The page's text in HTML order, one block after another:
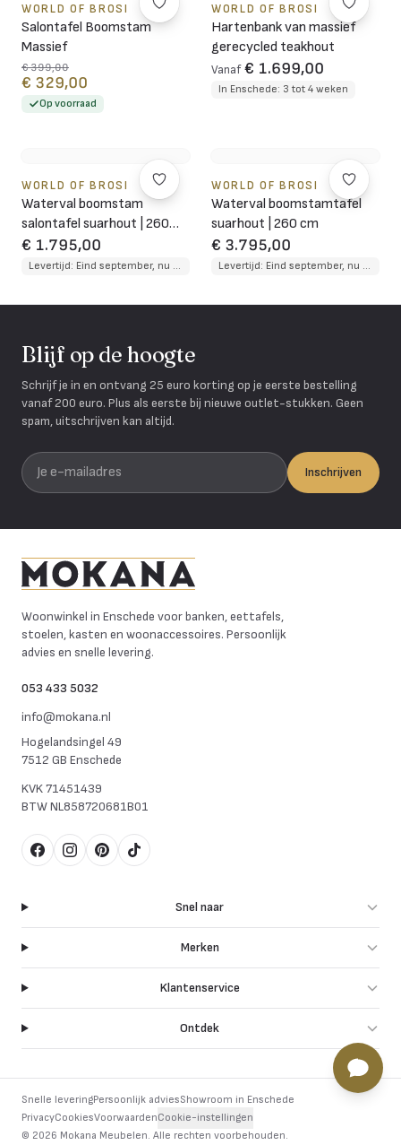
WORLD OF BROSI
Salontafel Boomstam
Massief
€ 399,00
€ 329,00
Op voorraad
WORLD OF BROSI
Hartenbank van massief
gerecycled teakhout
Vanaf € 1.699,00
In Enschede: 3 tot 4 weken
WORLD OF BROSI
Waterval boomstam
salontafel suarhout | 260
cm
€ 1.795,00
Levertijd: Eind september, nu te reserveren
WORLD OF BROSI
Waterval boomstamtafel
suarhout | 260 cm
€ 3.795,00
Levertijd: Eind september, nu te reserveren
Blijf op de hoogte
Schrijf je in en ontvang 25 euro korting op je eerste bestelling
vanaf 200 euro. Plus als eerste bij nieuwe outlet-stukken. Geen
spam, uitschrijven kan altijd.
Je e-mailadres
Inschrijven
Woonwinkel in Enschede voor banken, eettafels,
stoelen, kasten en woonaccessoires. Persoonlijk
advies en snelle levering.
053 433 5032
info@mokana.nl
Hogelandsingel 49
7512 GB Enschede
KVK71451439
BTWNL858720681B01
FacebookInstagram
Pinterest
TikTok
Snel naar
Merken
Klantenservice
Ontdek
Snelle leveringPersoonlijk adviesShowroom in Enschede
PrivacyCookiesVoorwaardenCookie-instellingen
© 2026 Mokana Meubelen. Alle rechten voorbehouden.